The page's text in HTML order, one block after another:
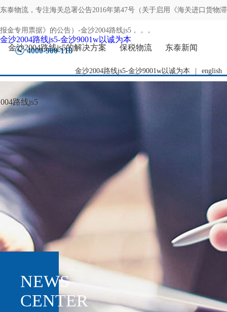
东泰物流，专注海关总署公告2016年第47号（关于启用《海关进口货物滞
报金专用票据》的公告）-金沙2004路线js5 ，，，
4000-900-118
金沙2004路线js5-金沙9001w以诚为本 english
金沙2004路线js5-金沙9001w以诚为本
金沙2004路线js5的解决方案
保税物流 东泰新闻
路线js5
NEWS
CENTER